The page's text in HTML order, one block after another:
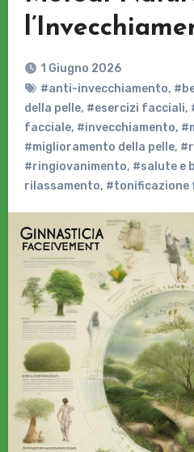
1 Giugno 2026
#anti-invecchiamento,
della pelle, #esercizi facciali,
facciale, #invecchiamento,
#miglioramento della pelle,
#ringiovanimento, #salute e
rilassamento, #tonificazione